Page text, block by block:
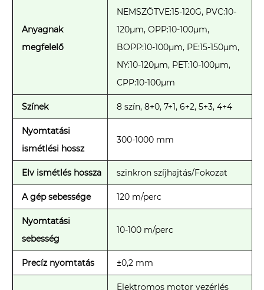
Anyagnak
megfelelő
NEMSZÖTVE:15-120G, PVC:10-
120μm, OPP:10-100μm,
BOPP:10-100μm, PE:15-150μm,
NY:10-120μm, PET:10-100μm,
CPP:10-100μm
Színek 8 szín, 8+0, 7+1, 6+2, 5+3, 4+4
Nyomtatási
ismétlési hossz
300-1000 mm
Elv ismétlés hossza szinkron szíjhajtás/Fokozat
A gép sebessége 120 m/perc
Nyomtatási
sebesség
10-100 m/perc
Precíz nyomtatás ±0,2 mm
Elektromos motor vezérlés